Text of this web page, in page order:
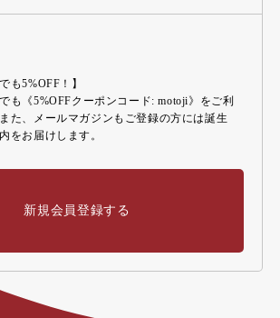
も5%OFF！】
も《5%OFFクーポンコード: motoji》をご利
た、メールマガジンもご登録の方には誕生
をお届けします。
新規会員登録する